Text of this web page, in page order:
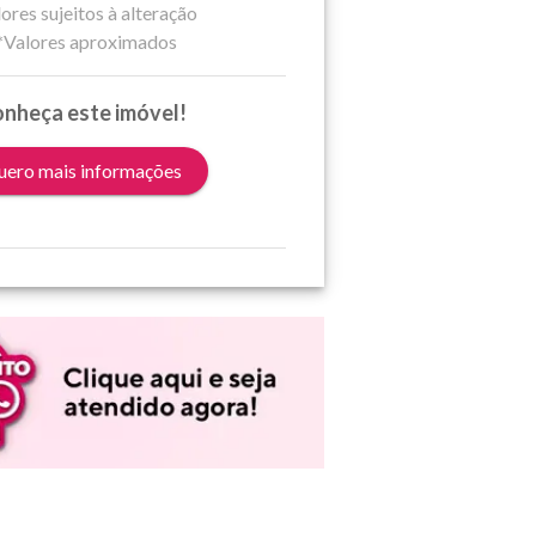
sujeitos à alteração
aproximados
este imóvel!
mais informações